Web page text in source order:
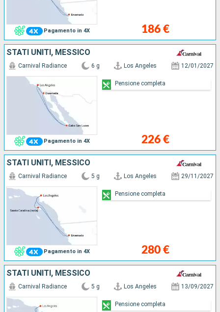
Pagamento in 4X 186 €
STATI UNITI, MESSICO
Pagamento in 4X
Carnival Radiance 6 g Los Angeles 12/01/2027
226 €
Pensione completa
STATI UNITI, MESSICO
Pagamento in 4X
Carnival Radiance 5 g Los Angeles 29/11/2027
280 €
Pensione completa
STATI UNITI, MESSICO
Carnival Radiance 5 g Los Angeles 13/09/2027
Pensione completa